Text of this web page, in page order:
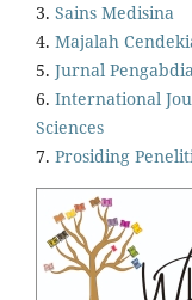
3. Sains Medisina
4. Majalah
5. Jurnal
6. International
Sciences
7. Prosiding